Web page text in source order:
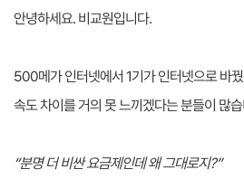
안녕하세요. 비교원입니다.
500메가 인터넷에서 1기가 인터넷으로 바꿨
속도 차이를 거의 못 느끼겠다는 분들이 많
“분명 더 비싼 요금제인데 왜 그대로지?”